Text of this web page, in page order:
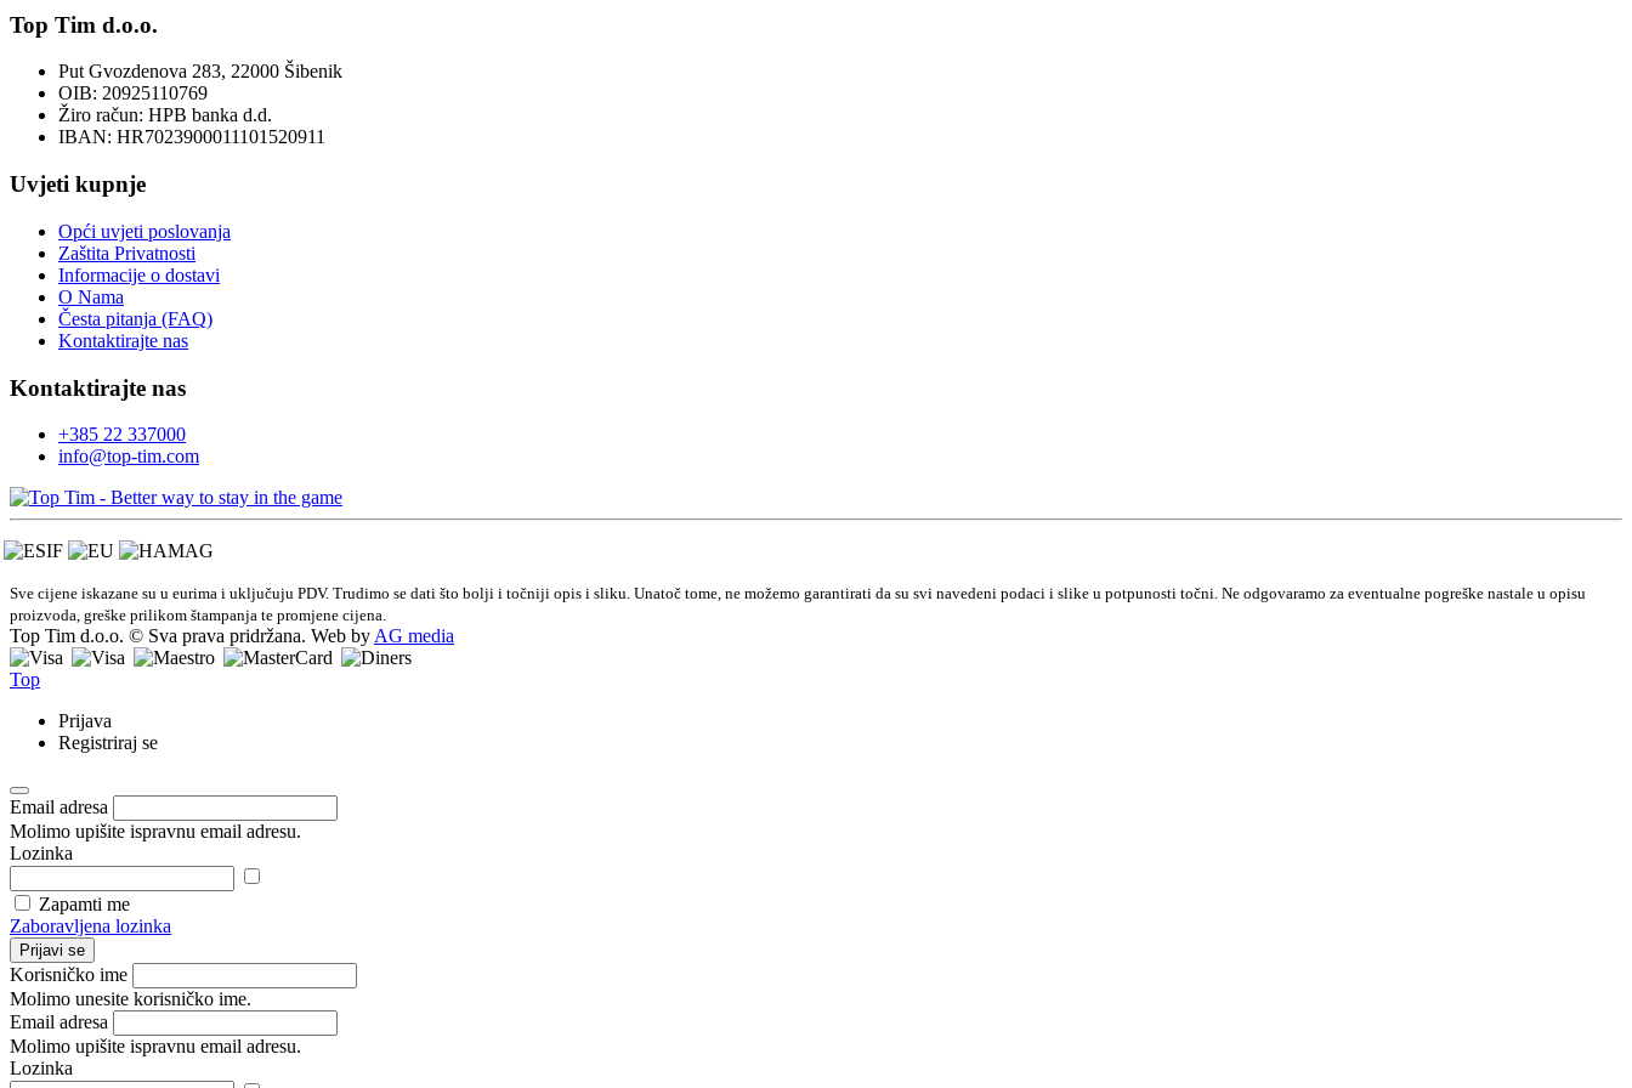
Top Tim d.o.o.
Put Gvozdenova 283, 22000 Šibenik
OIB: 20925110769
Žiro račun: HPB banka d.d.
IBAN: HR7023900011101520911
Uvjeti kupnje
Opći uvjeti poslovanja
Zaštita Privatnosti
Informacije o dostavi
O Nama
Česta pitanja (FAQ)
Kontaktirajte nas
Kontaktirajte nas
+385 22 337000
info@top-tim.com
Sve cijene iskazane su u eurima i uključuju PDV. Trudimo se dati što bolji i točniji opis i sliku. Unatoč tome, ne možemo garantirati da su svi navedeni podaci i slike u potpunosti točni. Ne odgovaramo za eventualne pogreške nastale u opisu
proizvoda, greške prilikom štampanja te promjene cijena.
Top Tim d.o.o. © Sva prava pridržana. Web by AG media
Top
Prijava
Registriraj se
Email adresa
Molimo upišite ispravnu email adresu.
Lozinka
Zapamti me
Zaboravljena lozinka
Prijavi se
Korisničko ime
Molimo unesite korisničko ime.
Email adresa
Molimo upišite ispravnu email adresu.
Lozinka